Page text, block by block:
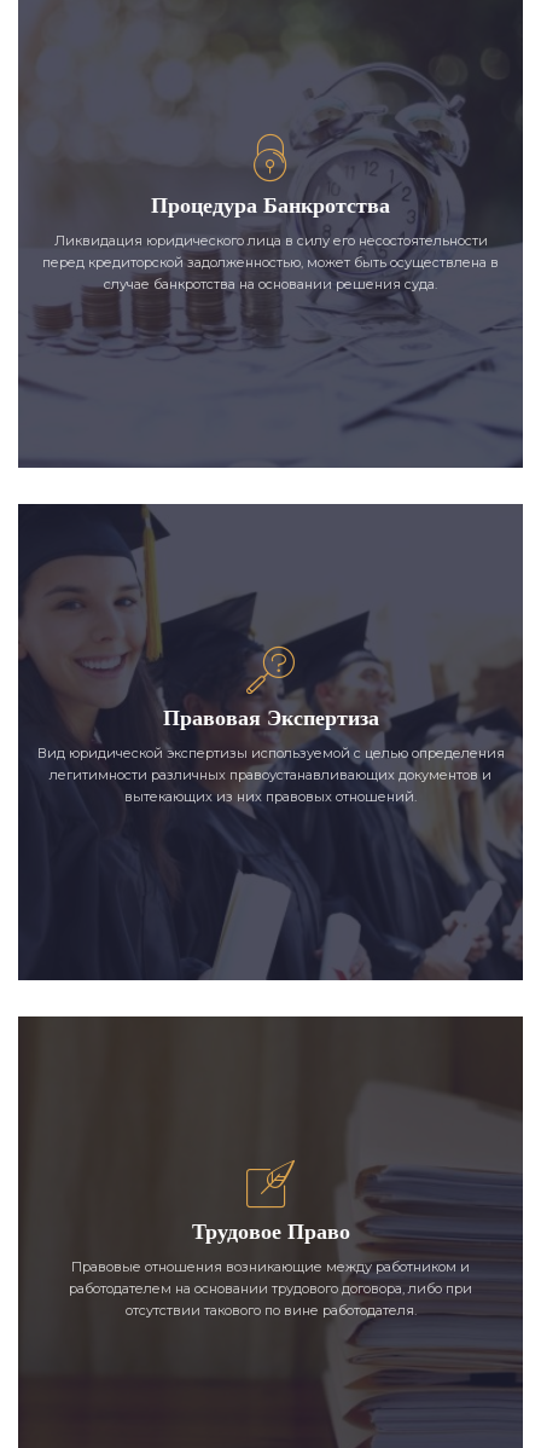
Процедура Банкротства
Ликвидация юридического лица в силу его несостоятельности
перед кредиторской задолженностью, может быть осуществлена в
случае банкротства на основании решения суда.
Правовая Экспертиза
Вид юридической экспертизы используемой с целью определения
легитимности различных правоустанавливающих документов и
вытекающих из них правовых отношений.
Трудовое Право
Правовые отношения возникающие между работником и
работодателем на основании трудового договора, либо при
отсутствии такового по вине работодателя.